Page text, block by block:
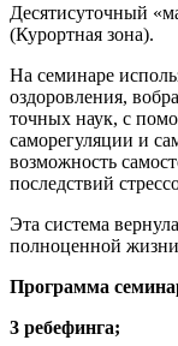
Десятисуточный
(Курортная зона).
На семинаре
оздоровления,
точных наук, с
саморегуляции и
возможность
последствий
Эта система
полноценной
Программа
3 ребефинга;